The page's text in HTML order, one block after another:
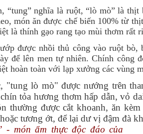
“tung” nghĩa là ruột, “lò mò” là
món ăn được chế biến 100% từ
là thính gạo rang tạo mùi thơm rất
được nhồi thủ công vào ruột bò,
để lên men tự nhiên. Chính công
hoàn toàn với lạp xưởng các vùng
"tung lò mò" được nướng trên
tỏa hương thơm hấp dẫn, vỏ
thường được cắt khoanh, ăn kèm
tương ớt, để lại dư vị đậm đà